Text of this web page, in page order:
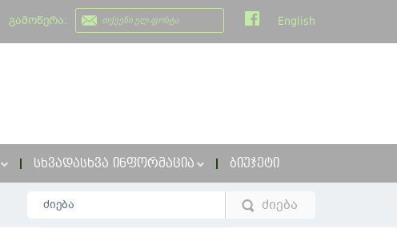
გამოწერა: English
ᲡᲮᲕᲐᲓᲐᲡᲮᲕᲐ ᲘᲜᲤᲝᲠᲛᲐᲪᲘᲐ ᲑᲘᲣᲯᲔᲢᲘ